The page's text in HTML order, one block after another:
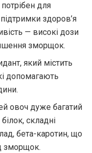
для
здоров’я
— високі дози
зморщок.
який містить
допомагають
овоч дуже багатий
складні
бета-каротин, що
зморщок.